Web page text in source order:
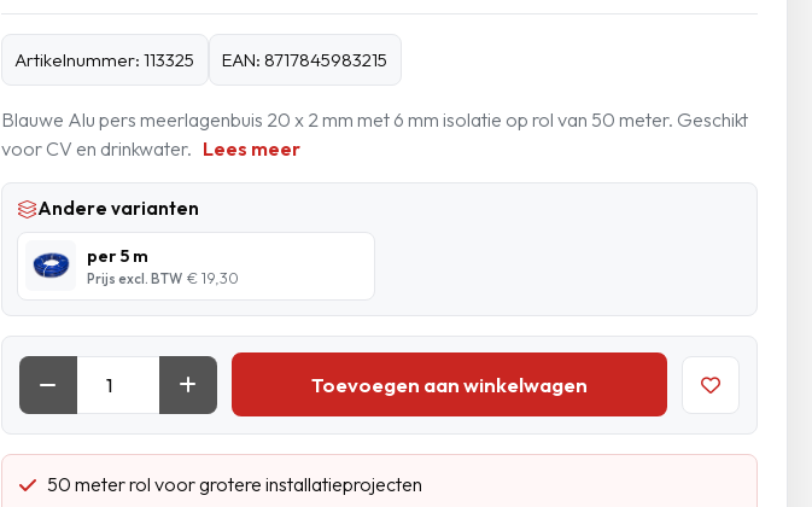
Artikelnummer: 113325 EAN: 8717845983215
Blauwe Alu pers meerlagenbuis 20 x 2 mm met 6 mm isolatie op rol van 50 meter. Geschikt
voor CV en drinkwater. Lees meer
Andere varianten
per 5 m
Prijs excl. BTW € 19,30
Toevoegen aan winkelwagen
50 meter rol voor grotere installatieprojecten